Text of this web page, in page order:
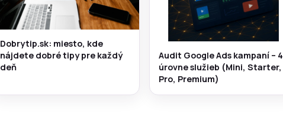
Dobrytip.sk: miesto, kde
nájdete dobré tipy pre každý
deň
Audit Google Ads kampaní – 4
úrovne služieb (Mini, Starter,
Pro, Premium)